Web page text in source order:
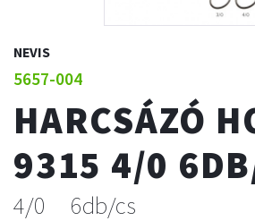
NEVIS
5657-004
HARCSÁZÓ
9315 4/0
4/0 6db/cs